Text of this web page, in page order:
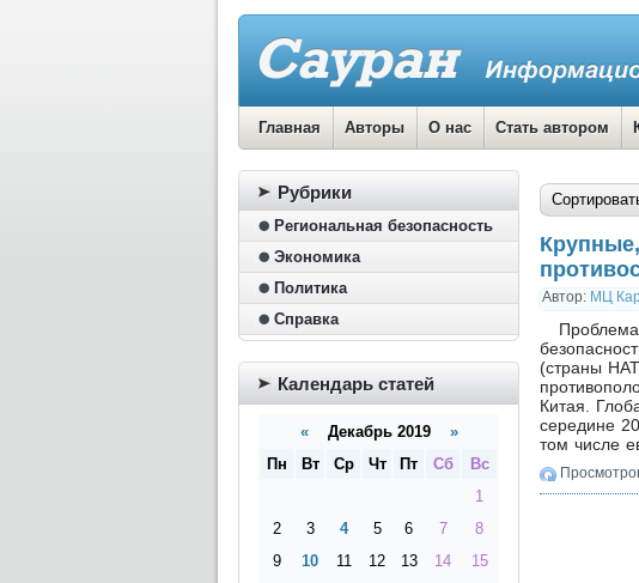
Главная Авторы О нас Стать автором
Автор: МЦ
Проблема
(страны
Китая.
середине
том числе
Рубрики
Региональная безопасность
Экономика
Политика
Справка
Календарь статей
«Декабрь 2019 »
Пн
Вт Ср Чт Пт Сб
Вс
1
2
3 4 5 6 7
8
9
10 11 12 13 14
15